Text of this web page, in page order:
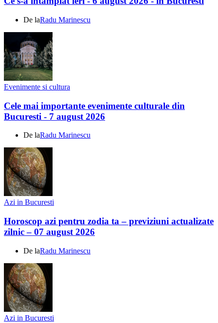
De laRadu Marinescu
Evenimente si cultura
Cele mai importante evenimente culturale din
Bucuresti - 7 august 2026
De laRadu Marinescu
Azi in Bucuresti
Horoscop azi pentru zodia ta – previziuni actualizate
zilnic – 07 august 2026
De laRadu Marinescu
Azi in Bucuresti